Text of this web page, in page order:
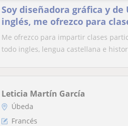
Soy diseñadora gráfica y
inglés, me ofrezco para
todas las materias
Me ofrezco para impartir clases
todo ingles, lengua castellana e
Leticia Martín García
Úbeda
Francés